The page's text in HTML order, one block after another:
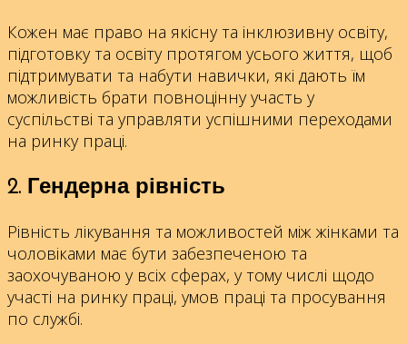
Кожен має право на якісну та інклюзивну освіту,
підготовку та освіту протягом усього життя, щоб
підтримувати та набути навички, які дають їм
можливість брати повноцінну участь у
суспільстві та управляти успішними переходами
на ринку праці.
2. Гендерна рівність
Рівність лікування та можливостей між жінками та
чоловіками має бути забезпеченою та
заохочуваною у всіх сферах, у тому числі щодо
участі на ринку праці, умов праці та просування
по службі.